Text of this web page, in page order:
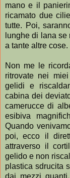
mano e il
ricamato due
tutte. Poi,
lunghe di lana
a tante altre cose.
Non me le
ritrovate nei
gelidi e
cabina dei
camerucce di
esibiva
Quando
poi, ecco il
attraverso il
gelido e non
plastica sdrucita
dai mezzi